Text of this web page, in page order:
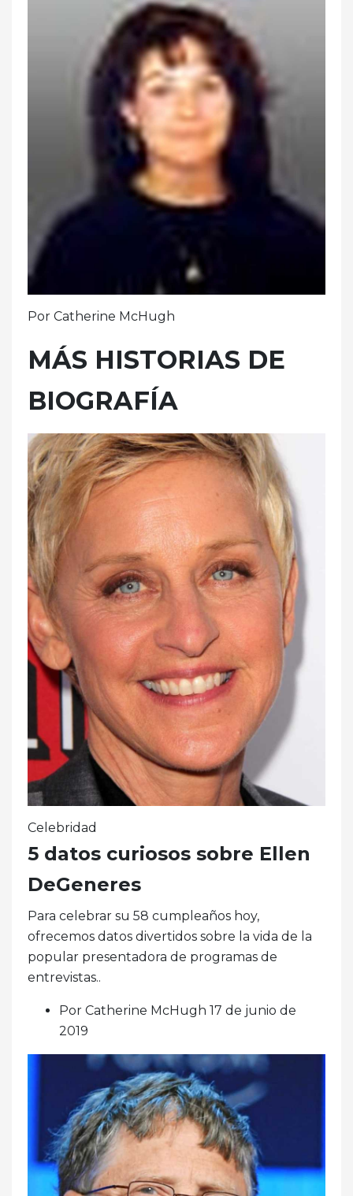
Por Catherine McHugh
MÁS HISTORIAS DE
BIOGRAFÍA
Celebridad
5 datos curiosos sobre Ellen
DeGeneres
Para celebrar su 58 cumpleaños hoy,
ofrecemos datos divertidos sobre la vida de la
popular presentadora de programas de
entrevistas..
Por Catherine McHugh 17 de junio de
2019